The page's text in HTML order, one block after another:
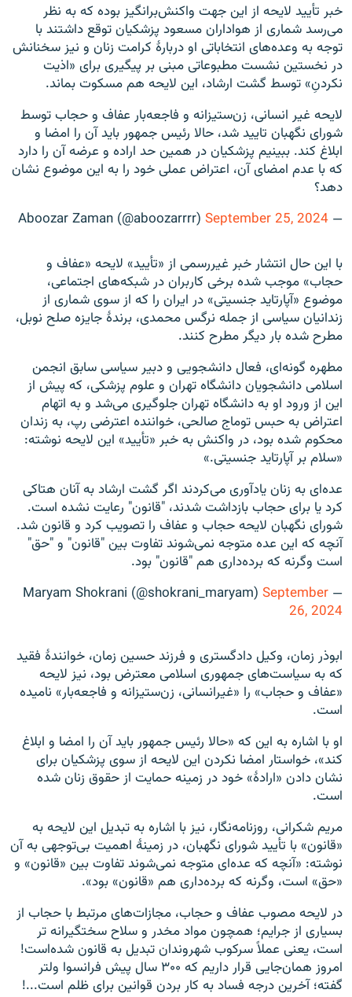
خبر تأیید لایحه از این جهت واکنش‌برانگیز بوده که به نظر
می‌رسد شماری از هواداران مسعود پزشکیان توقع داشتند با
توجه به وعده‌های انتخاباتی او دربارهٔ کرامت زنان و نیز سخنانش
در نخستین نشست مطبوعاتی مبنی بر پیگیری برای «اذیت
نکردنِ» توسط گشت ارشاد، این لایحه هم مسکوت بماند.
لایحه غیر انسانی، زن‌ستیزانه و فاجعه‌بار عفاف و حجاب توسط
شورای نگهبان تایید شد، حالا رئیس جمهور باید آن را امضا و
ابلاغ کند. ببینیم پزشکیان در همین حد اراده و عرضه آن را دارد
که با عدم امضای آن، اعتراض عملی خود را به این موضوع نشان
دهد؟
— Aboozar Zaman (@aboozarrrr)
September 25, 2024
با این حال انتشار خبر غیررسمی از «تأیید» لایحه «عفاف و
حجاب» موجب شده برخی کاربران در شبکه‌های اجتماعی،
موضوع «آپارتاید جنسیتی» در ایران را که از سوی شماری از
زندانیان سیاسی از جمله نرگس محمدی، برندهٔ جایزه صلح نوبل،
مطرح شده بار دیگر مطرح کنند.
مطهره گونه‌ای، فعال دانشجویی و دبیر سیاسی سابق انجمن
اسلامی دانشجویان دانشگاه تهران و علوم پزشکی، که پیش از
این از ورود او به دانشگاه تهران جلوگیری می‌شد و به اتهام
اعتراض به حبس توماج صالحی، خواننده اعترضی رپ، به زندان
محکوم شده بود، در واکنش به خبر «تأیید» این لایحه نوشته:
«سلام بر آپارتاید جنسیتی.»
عده‌ای به زنان یادآوری می‌کردند اگر گشت ارشاد به آنان هتاکی
کرد یا برای حجاب بازداشت شدند، "قانون" رعایت نشده است.
شورای نگهبان لایحه حجاب و عفاف را تصویب کرد و قانون شد.
آنچه که این عده متوجه نمی‌شوند تفاوت بین "قانون" و "حق"
است وگرنه که برده‌داری هم "قانون" بود.
— Maryam Shokrani (@shokrani_maryam)
September
26, 2024
ابوذر زمان، وکیل دادگستری و فرزند حسین زمان، خوانندهٔ فقید
که به سیاست‌های جمهوری اسلامی معترض بود، نیز لایحه
«عفاف و حجاب» را «غیرانسانی، زن‌ستیزانه و فاجعه‌بار» نامیده
است.
او با اشاره به این که «حالا رئیس جمهور باید آن را امضا و ابلاغ
کند»، خواستار امضا نکردن این لایحه از سوی پزشکیان برای
نشان دادن «ارادهٔ» خود در زمینه حمایت از حقوق زنان شده
است.
مریم شکرانی، روزنامه‌نگار، نیز با اشاره به تبدیل این لایحه به
«قانون» با تأیید شورای نگهبان، در زمینهٔ اهمیت بی‌توجهی به آن
نوشته: «آنچه که عده‌ای متوجه نمی‌شوند تفاوت بین «قانون» و
«حق» است، وگرنه که برده‌داری هم «قانون» بود».
در لایحه مصوب عفاف و حجاب، مجازات‌های مرتبط با حجاب از
بسیاری از جرایم؛ همچون مواد مخدر و سلاح سختگیرانه تر
است، یعنی عملاً سرکوب شهروندان تبدیل به قانون شده‌است!
امروز همان‌جایی قرار داریم که ۳۰۰ سال پیش فرانسوا ولتر
گفته؛ آخرین درجه فساد به کار بردن قوانین برای ظلم است...!